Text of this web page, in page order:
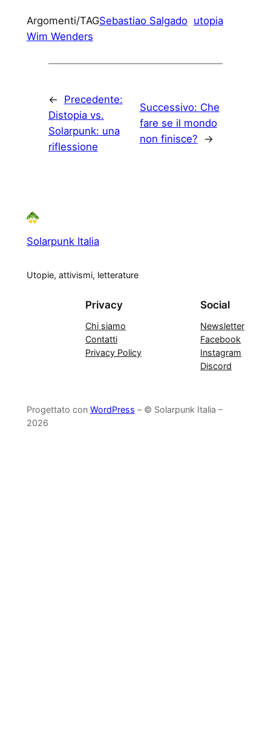
Argomenti/TAGSebastiao Salgado utopia
Wim Wenders
←
Precedente:
Distopia vs.
Solarpunk: una
riflessione
Successivo: Che
fare se il mondo
non finisce?
→
Solarpunk Italia
Utopie, attivismi, letterature
Privacy
Chi siamo
Contatti
Privacy Policy
Social
Newsletter
Facebook
Instagram
Discord
Progettato con WordPress – © Solarpunk Italia –
2026